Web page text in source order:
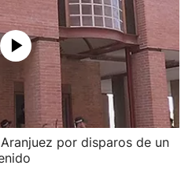
por disparos de un